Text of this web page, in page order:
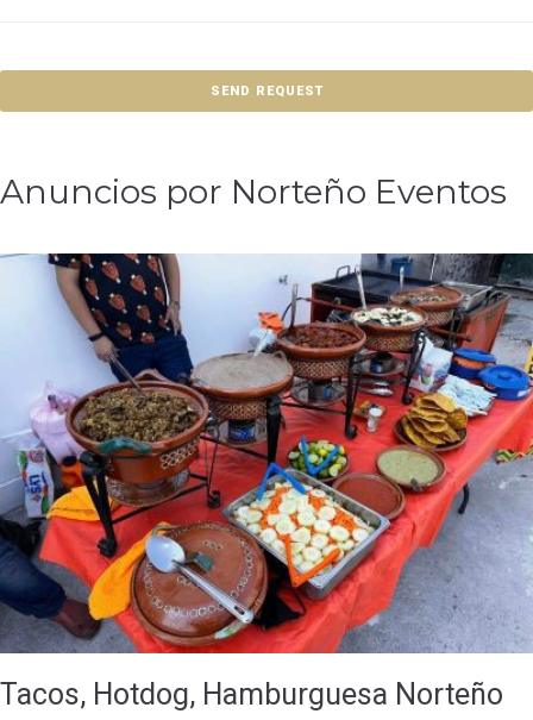
SEND REQUEST
Anuncios por Norteño Eventos
Tacos, Hotdog, Hamburguesa Norteño